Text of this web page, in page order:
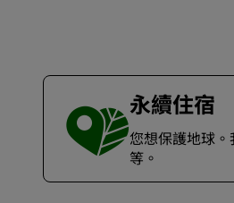
永續住宿
您想保護地球
等。